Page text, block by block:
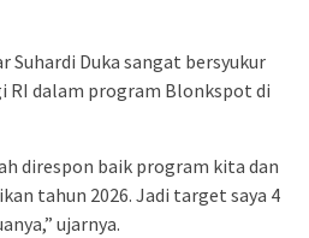
Suhardi Duka sangat bersyukur
RI dalam program Blonkspot di
direspon baik program kita dan
tahun 2026. Jadi target saya 4
ujarnya.